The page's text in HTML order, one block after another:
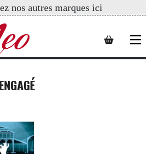
nos autres marques ici